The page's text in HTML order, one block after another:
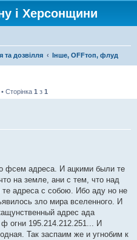
і Херсонщини
та дозвілля Інше, OFFтоп, флуд
Сторінка 1 з 1
фсем адреса. И ацкими были те
на земле, ани с тем, что над
адреса с собою. Ибо аду но не
зло мира вселенного. И
адрес ада
ф огни 195.214.212.251... И
Так заспаим же и угнобим к